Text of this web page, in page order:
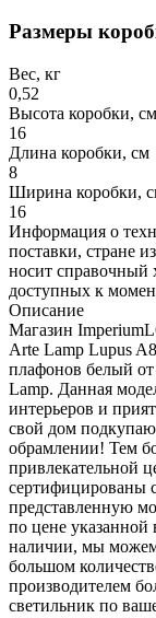
Размеры
Вес, кг
0,52
Высота коробки, см
16
Длина коробки, см
8
Ширина коробки,
16
Информация о
поставки, стране
носит справочный
доступных к
Описание
Магазин
Arte Lamp Lupus
плафонов белый от
Lamp. Данная
интерьеров и
свой дом
обрамлении! Тем
привлекательной
сертифицированы
представленную
по цене указанной
наличии, мы можем
большом
производителем
светильник по